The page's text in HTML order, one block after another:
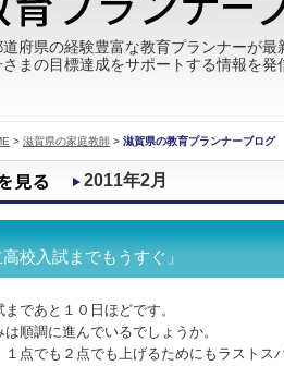
道府県の経験豊富な教育プランナーが最
さまの目標達成をサポートする情報を発
> 滋賀県の家庭教師 > 滋賀県の教育プランナーブログ
2011年2月
校入試までもうすぐ」
であと１０日ほどです。
順調に進んでいるでしょうか。
点でも２点でも上げるためにもラストス